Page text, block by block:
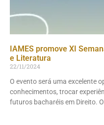
IAMES promove XI
e Literatura
22/11/2024
O evento será uma excelente
conhecimentos, trocar
futuros bacharéis em Direito.